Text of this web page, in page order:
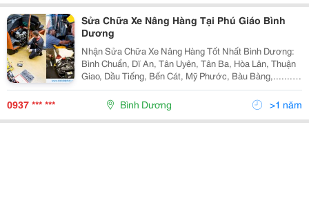
Sửa Chữa Xe Nâng Hàng Tại Phú Giáo Bình
Dương
Nhận Sửa Chữa Xe Nâng Hàng Tốt Nhất Bình Dương:
Bình Chuẩn, Dĩ An, Tân Uyên, Tân Ba, Hòa Lân, Thuận
Giao, Dầu Tiếng, Bến Cát, Mỹ Phước, Bàu Bàng,.......
Phân Phối Vỏ Xe Nâng Tại Bình Dương, Bình Phước,
Tây Ninh, Đồng Nai, Hồ Chí Minh, Long An..
0937 *** *** Bình Dương >1 năm